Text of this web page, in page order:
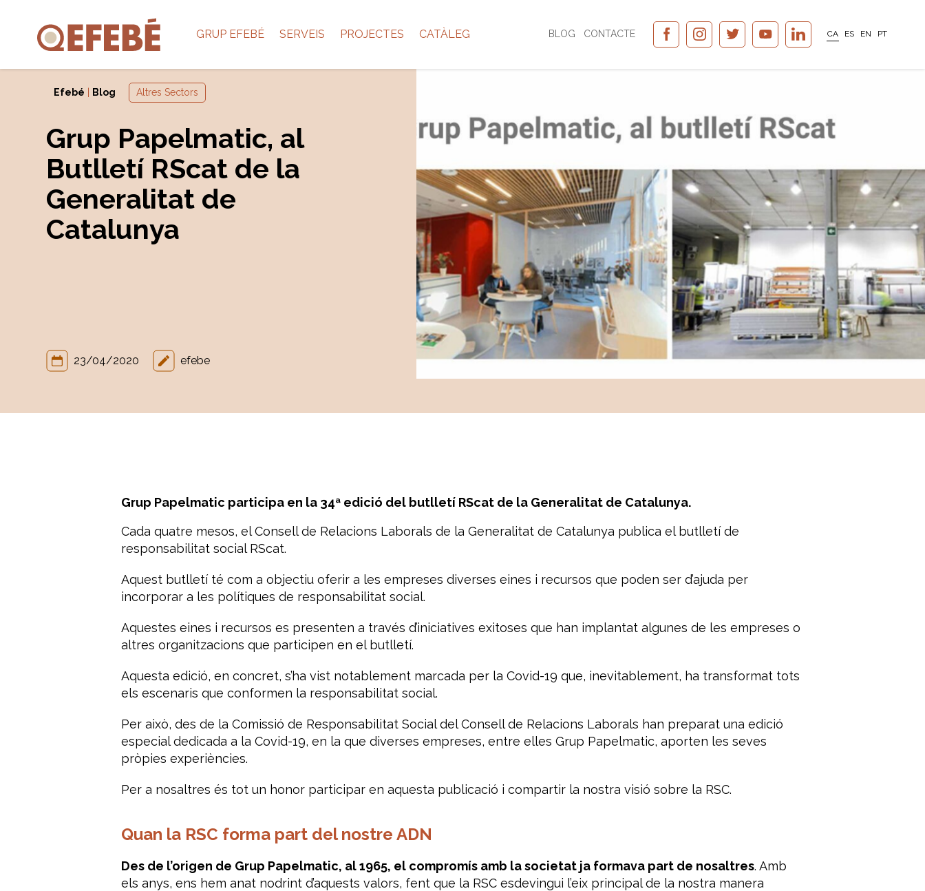
GRUP EFEBÉ SERVEIS PROJECTES CATÀLEG BLOG CONTACTE CA ES EN PT
Efebé Blog Altres Sectors
Grup Papelmatic, al
Butlletí RScat de la
Generalitat de
Catalunya
23/04/2020 efebe
Grup Papelmatic participa en la 34ª edició del butlletí RScat de la Generalitat de Catalunya.
Cada quatre mesos, el Consell de Relacions Laborals de la Generalitat de Catalunya publica el butlletí de
responsabilitat social RScat.
Aquest butlletí té com a objectiu oferir a les empreses diverses eines i recursos que poden ser d’ajuda per
incorporar a les polítiques de responsabilitat social.
Aquestes eines i recursos es presenten a través d’iniciatives exitoses que han implantat algunes de les empreses o
altres organitzacions que participen en el butlletí.
Aquesta edició, en concret, s’ha vist notablement marcada per la Covid-19 que, inevitablement, ha transformat tots
els escenaris que conformen la responsabilitat social.
Per això, des de la Comissió de Responsabilitat Social del Consell de Relacions Laborals han preparat una edició
especial dedicada a la Covid-19, en la que diverses empreses, entre elles Grup Papelmatic, aporten les seves
pròpies experiències.
Per a nosaltres és tot un honor participar en aquesta publicació i compartir la nostra visió sobre la RSC.
Quan la RSC forma part del nostre ADN
Des de l’origen de Grup Papelmatic, al 1965, el compromís amb la societat ja formava part de nosaltres. Amb
els anys, ens hem anat nodrint d’aquests valors, fent que la RSC esdevingui l’eix principal de la nostra manera